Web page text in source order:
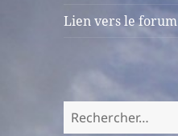
Lien vers le forum
Rechercher :